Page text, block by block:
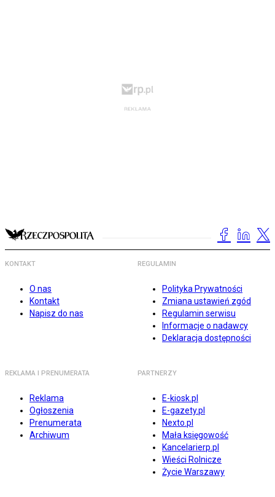
KONTAKT
O nas
Kontakt
Napisz do nas
REGULAMIN
Polityka Prywatności
Zmiana ustawień zgód
Regulamin serwisu
Informacje o nadawcy
Deklaracja dostępności
REKLAMA I PRENUMERATA
Reklama
Ogłoszenia
Prenumerata
Archiwum
PARTNERZY
E-kiosk.pl
E-gazety.pl
Nexto.pl
Mała księgowość
Kancelarierp.pl
Wieści Rolnicze
Życie Warszawy